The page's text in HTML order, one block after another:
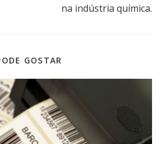
na indústria química.
GOSTAR